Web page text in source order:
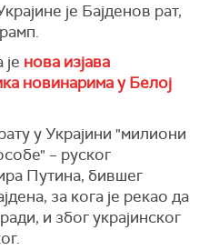
је Бајденов рат,
нова изјава
новинарима у Белој
у Украјини "милиони
– руског
Путина, бившег
за кога је рекао да
и због украјинског